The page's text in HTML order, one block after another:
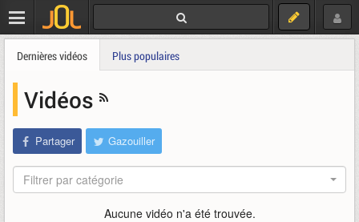
Dernières vidéos Plus populaires
Vidéos
Partager Gazouiller
Filtrer par catégorie
Aucune vidéo n'a été trouvée.